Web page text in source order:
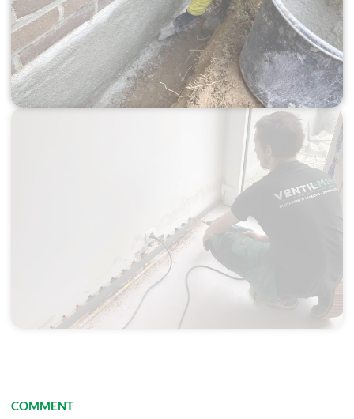
COMMENT RECONNAÎTRE L'HUMIDI